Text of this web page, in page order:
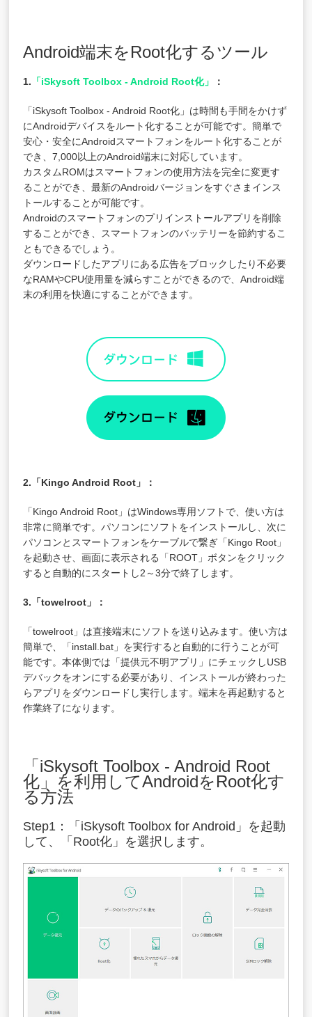
Android端末をRoot化するツール
1. 「iSkysoft Toolbox - Android Root化」 ：
「iSkysoft Toolbox - Android Root化」は時間も手間をかけず
にAndroidデバイスをルート化することが可能です。簡単で
安心・安全にAndroidスマートフォンをルート化することが
でき、7,000以上のAndroid端末に対応しています。
カスタムROMはスマートフォンの使用方法を完全に変更す
ることができ、最新のAndroidバージョンをすぐさまインス
トールすることが可能です。
Androidのスマートフォンのプリインストールアプリを削除
することができ、スマートフォンのバッテリーを節約するこ
ともできるでしょう。
ダウンロードしたアプリにある広告をブロックしたり不必要
なRAMやCPU使用量を減らすことができるので、Android端
末の利用を快適にすることができます。
2.「Kingo Android Root」：
「Kingo Android Root」はWindows専用ソフトで、使い方は
非常に簡単です。パソコンにソフトをインストールし、次に
パソコンとスマートフォンをケーブルで繋ぎ「Kingo Root」
を起動させ、画面に表示される「ROOT」ボタンをクリック
すると自動的にスタートし2～3分で終了します。
3.「towelroot」：
「towelroot」は直接端末にソフトを送り込みます。使い方は
簡単で、「install.bat」を実行すると自動的に行うことが可
能です。本体側では「提供元不明アプリ」にチェックしUSB
デバックをオンにする必要があり、インストールが終わった
らアプリをダウンロードし実行します。端末を再起動すると
作業終了になります。
「iSkysoft Toolbox - Android Root
化」を利用してAndroidをRoot化す
る方法
Step1：「iSkysoft Toolbox for Android」を起動
して、「Root化」を選択します。